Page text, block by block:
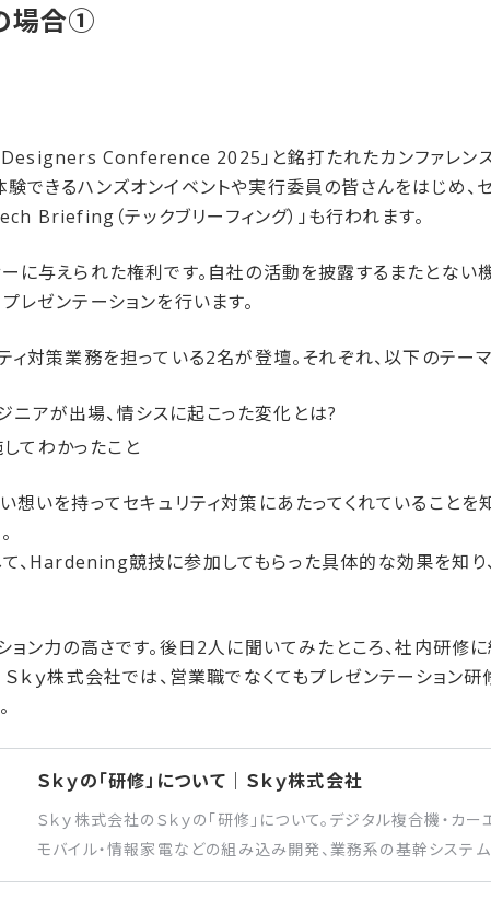
場合①
Conference 2025」と銘打たれたカンファレンス
できるハンズオンイベントや実行委員の皆さんをはじめ、
Briefing（テックブリーフィング）」も行われます。
に与えられた権利です。自社の活動を披露するまたとない
レゼンテーションを行います。
ィ対策業務を担っている2名が登壇。それぞれ、以下のテー
ニアが出場、情シスに起こった変化とは?
てわかったこと
想いを持ってセキュリティ対策にあたってくれていることを
、Hardening競技に参加してもらった具体的な効果を知り
ョン力の高さです。後日2人に聞いてみたところ、社内研修
ｋｙ株式会社では、営業職でなくてもプレゼンテーション研
Ｓｋｙの「研修」について｜Ｓｋｙ株式会社
Ｓｋｙ株式会社のＳｋｙの「研修」について。デジタル複合機・カー
モバイル・情報家電などの組み込み開発、業務系の基幹システ
分野で業務を展開しています。